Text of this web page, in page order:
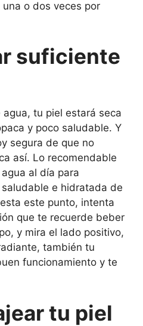
o dos veces por
suficiente
tu piel estará seca
y poco saludable. Y
segura de que no
así. Lo recomendable
al día para
e hidratada de
este punto, intenta
que te recuerde beber
y mira el lado positivo,
también tu
funcionamiento y te
tu piel